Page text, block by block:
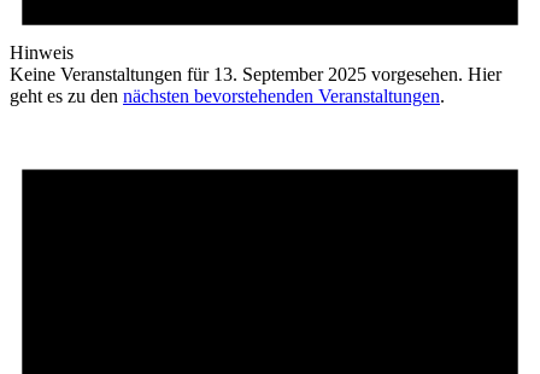
Hinweis
Keine Veranstaltungen für 13. September 2025 vorgesehen. Hier
geht es zu den nächsten bevorstehenden Veranstaltungen.